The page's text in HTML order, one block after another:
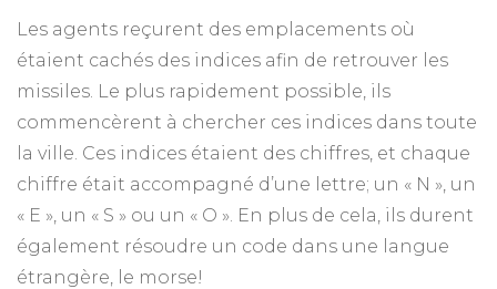
Les agents reçurent des emplacements où
étaient cachés des indices afin de retrouver les
missiles. Le plus rapidement possible, ils
commencèrent à chercher ces indices dans toute
la ville. Ces indices étaient des chiffres, et chaque
chiffre était accompagné d’une lettre; un « N », un
« E », un « S » ou un « O ». En plus de cela, ils durent
également résoudre un code dans une langue
étrangère, le morse!